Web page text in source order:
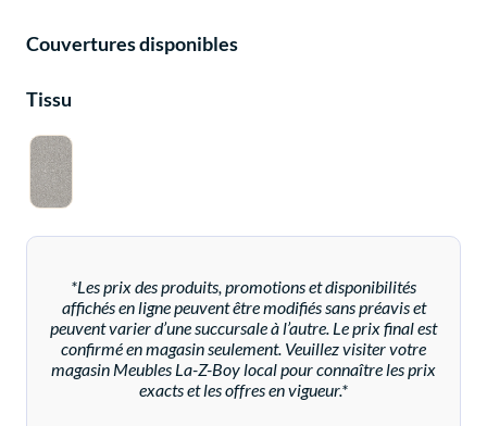
Couvertures disponibles
Tissu
*Les prix des produits, promotions et disponibilités
affichés en ligne peuvent être modifiés sans préavis et
peuvent varier d’une succursale à l’autre. Le prix final est
confirmé en magasin seulement. Veuillez visiter votre
magasin Meubles La-Z-Boy local pour connaître les prix
exacts et les offres en vigueur.*